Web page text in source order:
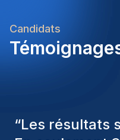
Candidats
“Les